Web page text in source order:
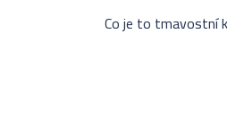
Co je to tmavostní